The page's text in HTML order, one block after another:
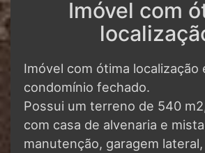
Imóvel com
Imóvel com ótima localização
condomínio fechado.
Possui um terreno de 540
com casa de alvenaria e
manutenção, garagem